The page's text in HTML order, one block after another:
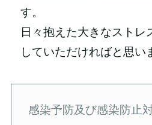
す。
日々抱えた大きなストレ
していただければと思い
感染予防及び感染防止